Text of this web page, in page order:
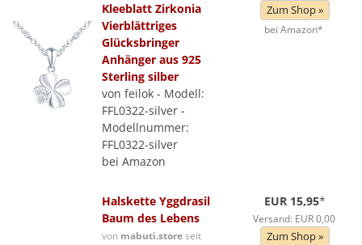
Kleeblatt Zirkonia
Vierblättriges
Glücksbringer
Anhänger aus 925
Sterling silber
von feilok - Modell:
FFL0322-silver -
Modellnummer:
FFL0322-silver
bei Amazon
Zum Shop »
bei Amazon*
Halskette Yggdrasil
Baum des Lebens
von mabuti.storeseit
EUR 15,95*
Versand: EUR 0,00
Zum Shop »